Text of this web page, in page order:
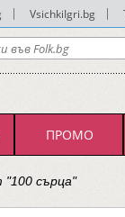
VsichkiIgri.bg
ПРОМО
"100 сърца"